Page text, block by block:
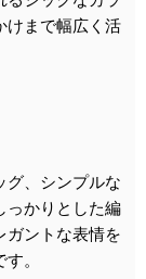
けまで幅広く活
グ、シンプルな
っかりとした編
ガントな表情を
。